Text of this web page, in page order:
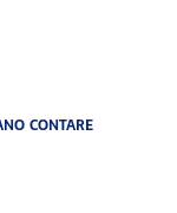
CONTARE